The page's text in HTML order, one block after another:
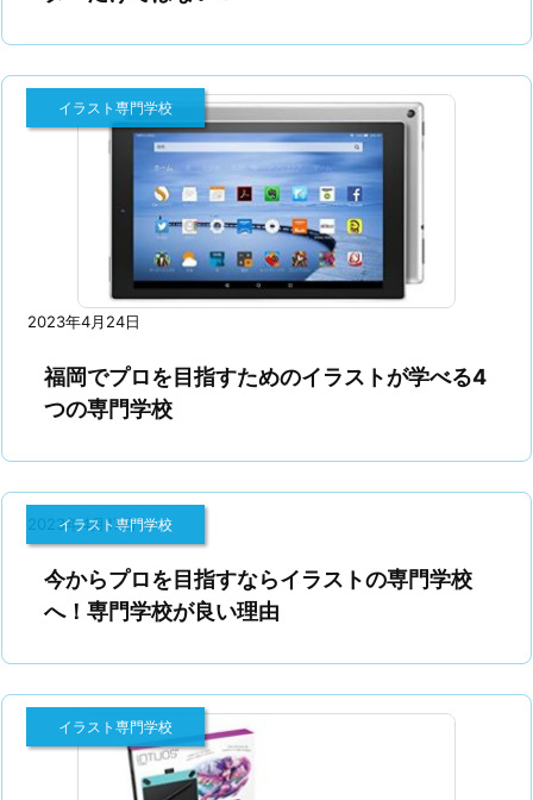
2023年4月24日
イラスト専門学校
福岡でプロを目指すためのイラストが学べる4
つの専門学校
2023年4月17日
イラスト専門学校
今からプロを目指すならイラストの専門学校
へ！専門学校が良い理由
イラスト専門学校